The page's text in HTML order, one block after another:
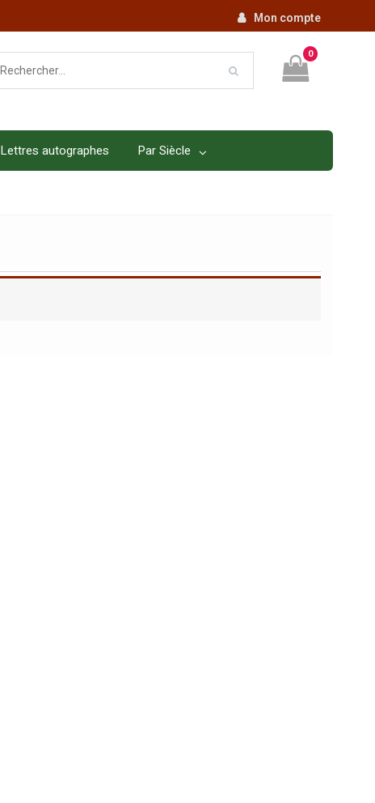
Mon compte
0
Lettres autographes Par Siècle